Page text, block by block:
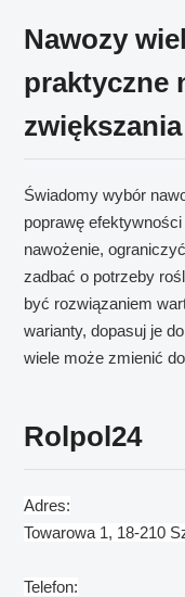
Nawozy
praktyczne
Świadomy wybór
poprawę
nawożenie,
zadbać o potrzeby
być rozwiązaniem
warianty, dopasuj je
wiele może zmienić
Rolpol24
Adres:
Towarowa 1, 18-210
Telefon: